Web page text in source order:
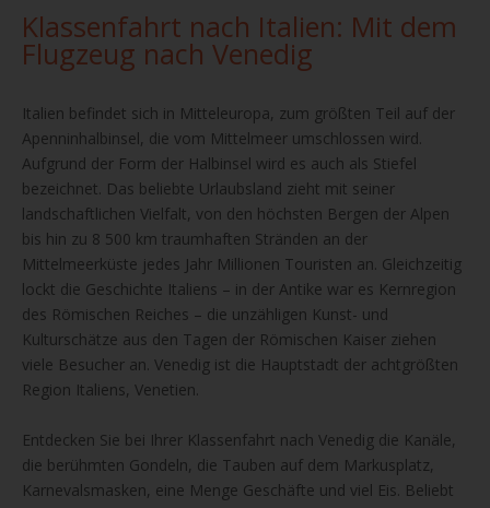
Klassenfahrt nach Italien: Mit dem
Flugzeug nach Venedig
Italien befindet sich in Mitteleuropa, zum größten Teil auf der
Apenninhalbinsel, die vom Mittelmeer umschlossen wird.
Aufgrund der Form der Halbinsel wird es auch als Stiefel
bezeichnet. Das beliebte Urlaubsland zieht mit seiner
landschaftlichen Vielfalt, von den höchsten Bergen der Alpen
bis hin zu 8 500 km traumhaften Stränden an der
Mittelmeerküste jedes Jahr Millionen Touristen an. Gleichzeitig
lockt die Geschichte Italiens – in der Antike war es Kernregion
des Römischen Reiches – die unzähligen Kunst- und
Kulturschätze aus den Tagen der Römischen Kaiser ziehen
viele Besucher an. Venedig ist die Hauptstadt der achtgrößten
Region Italiens, Venetien.
Entdecken Sie bei Ihrer Klassenfahrt nach Venedig die Kanäle,
die berühmten Gondeln, die Tauben auf dem Markusplatz,
Karnevalsmasken, eine Menge Geschäfte und viel Eis. Beliebt